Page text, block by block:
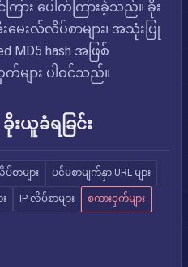
ား ပေါက်ကြားခဲ့သည်။ ခိုး
ေးလ်လိပ်စာများ၊ အသုံးပြု
MD5 hash အဖြစ်
များ ပါဝင်သည်။
ယူခံရခြင်း
စာများ ပင်မစာမျက်နှာ URL များ
IP လိပ်စာများ စကားဝှက်များ